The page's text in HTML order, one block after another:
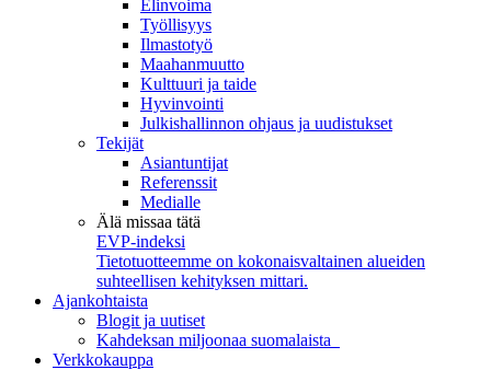
Elinvoima
Työllisyys
Ilmastotyö
Maahanmuutto
Kulttuuri ja taide
Hyvinvointi
Julkishallinnon ohjaus ja uudistukset
Tekijät
Asiantuntijat
Referenssit
Medialle
Älä missaa tätä
EVP-indeksi
Tietotuotteemme on kokonaisvaltainen alueiden
suhteellisen kehityksen mittari.
Ajankohtaista
Blogit ja uutiset
Kahdeksan miljoonaa suomalaista
Verkkokauppa